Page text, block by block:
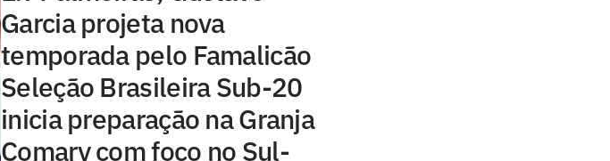
Garcia projeta nova
temporada pelo Famalicão
Seleção Brasileira Sub-20
inicia preparação na Granja
Comary com foco no Sul-